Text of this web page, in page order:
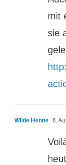
mit
sie
Wilde Henne 6.